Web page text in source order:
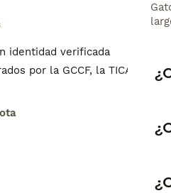
identidad verificada
por la GCCF, la TICA